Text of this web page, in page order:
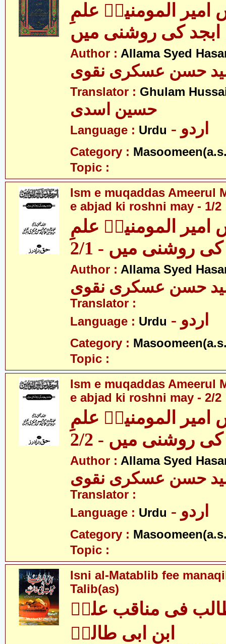
المومنینؑ علمِ
ابجد کی روشنی میں
Author : Allama Syed
حسن عسکری نقوی
Translator : Ghulam
حسین اسدی
Language : Urdu - اردو
Category :
Topic :
Ism e muqaddas Ameerul
e abjad ki roshni may - 1/2
المومنینؑ علمِ
روشنی میں - 2/1
Author : Allama Syed
حسن عسکری نقوی
Translator :
Language : Urdu - اردو
Category :
Topic :
Ism e muqaddas Ameerul
e abjad ki roshni may - 2/2
المومنینؑ علمِ
روشنی میں - 2/2
Author : Allama Syed
حسن عسکری نقوی
Translator :
Language : Urdu - اردو
Category :
Topic :
Isni al-Matablib fee
Talib(as)
فی مناقب علیؑ
ابنِ ابی طالبؑ